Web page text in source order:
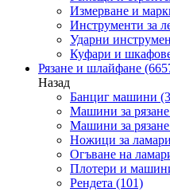
Измерване и
Инструменти за
Ударни
Куфари и
Рязане и шлайфане
Назад
Банциг машини
Машини за рязане
Машини за
Ножици за
Огъване на
Плотери и
Рендета (101)